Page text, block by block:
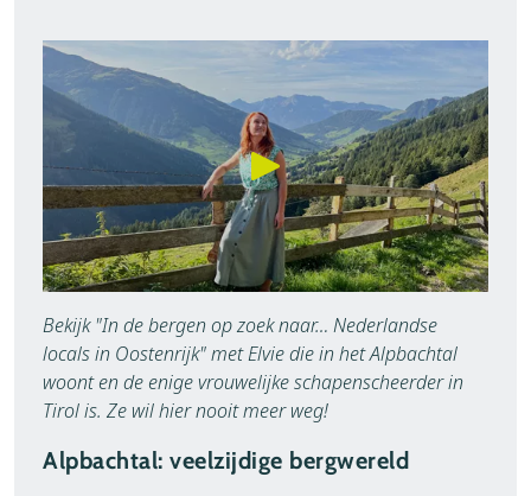
Bekijk "In de bergen op zoek naar… Nederlandse
locals in Oostenrijk" met Elvie die in het Alpbachtal
woont en de enige vrouwelijke schapenscheerder in
Tirol is. Ze wil hier nooit meer weg!
Alpbachtal: veelzijdige bergwereld